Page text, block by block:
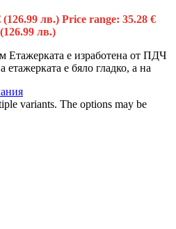
(126.99 лв.) Price range: 35.28 €
лв.)
Етажерката е изработена от ПДЧ
е бяло гладко, а на
variants. The options may be